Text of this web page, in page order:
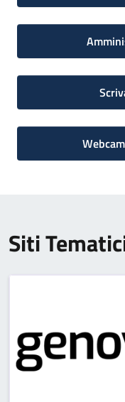
Siti